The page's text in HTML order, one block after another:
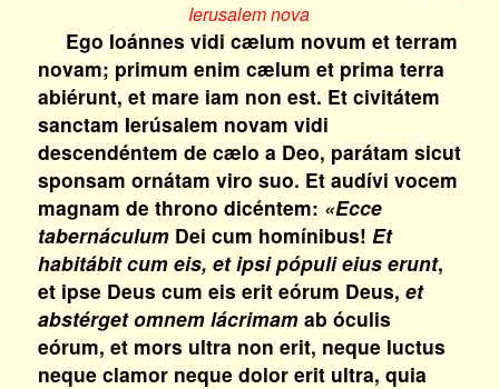
Ierusalem nova
Ego Ioánnes vidi cælum novum et terram
novam; primum enim cælum et prima terra
abiérunt, et mare iam non est. Et civitátem
sanctam Ierúsalem novam vidi
descendéntem de cælo a Deo, parátam sicut
sponsam ornátam viro suo. Et audívi vocem
magnam de throno dicéntem: «Ecce
tabernáculumDei cum homínibus! Et
habitábit cum eis, et ipsi pópuli eius erunt,
et ipse Deus cum eis erit eórum Deus, et
abstérget omnem lácrimamab óculis
eórum, et mors ultra non erit, neque luctus
neque clamor neque dolor erit ultra, quia